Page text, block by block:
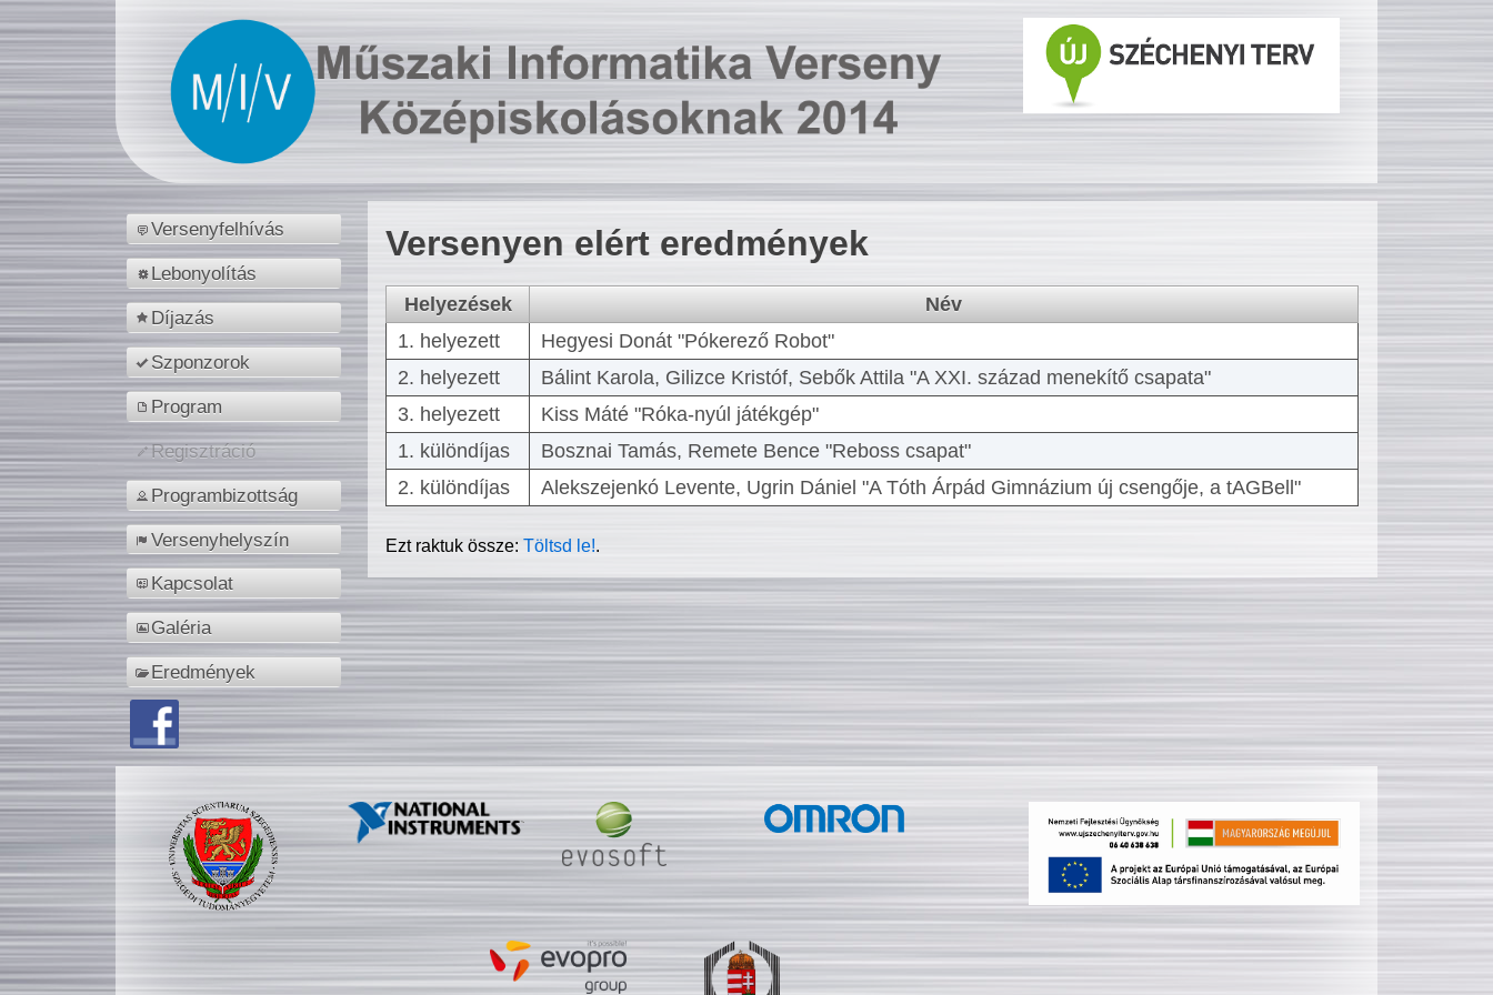
Versenyfelhívás
Lebonyolítás
Díjazás
Szponzorok
Program
Regisztráció
Programbizottság
Versenyhelyszín
Kapcsolat
Galéria
Eredmények
Versenyen elért eredmények
Helyezések
Név
1. helyezett
Hegyesi Donát "Pókerező Robot"
2. helyezett
Bálint Karola, Gilizce Kristóf, Sebők Attila "A XXI. század menekítő csapata"
3. helyezett
Kiss Máté "Róka-nyúl játékgép"
1. különdíjas
Bosznai Tamás, Remete Bence "Reboss csapat"
2. különdíjas
Alekszejenkó Levente, Ugrin Dániel "A Tóth Árpád Gimnázium új csengője, a tAGBell"
Ezt raktuk össze:Töltsd le!.